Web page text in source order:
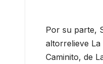
Por su parte,
altorrelieve
Caminito, de